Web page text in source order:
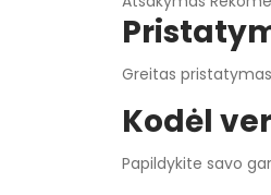
Greitas
Kodėl
Papildykite savo